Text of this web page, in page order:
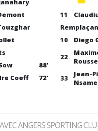
88'
Coeff 72'
11
10
Diego
22
33
Jean-
Nsame
ANGERS SPORTING